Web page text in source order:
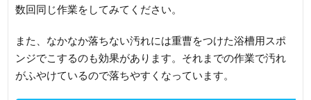
数回同じ作業をしてみてください。
また、なかなか落ちない汚れには重曹をつけた浴槽用スポ
ンジでこするのも効果があります。それまでの作業で汚れ
がふやけているので落ちやすくなっています。